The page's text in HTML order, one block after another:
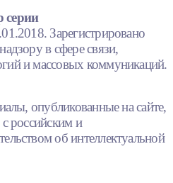
серии
Зарегистрировано
в сфере связи,
и массовых коммуникаций.
опубликованные на сайте,
российским и
об интеллектуальной